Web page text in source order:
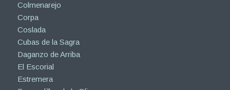
Colmenarejo
Corpa
Coslada
Cubas de la Sagra
Daganzo de Arriba
El Escorial
Estremera